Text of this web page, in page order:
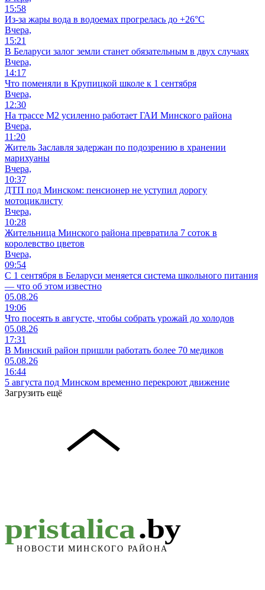
15:58
Из-за жары вода в водоемах прогрелась до +26°C
Вчера,
15:21
В Беларуси залог земли станет обязательным в двух случаях
Вчера,
14:17
Что поменяли в Крупицкой школе к 1 сентября
Вчера,
12:30
На трассе М2 усиленно работает ГАИ Минского района
Вчера,
11:20
Житель Заславля задержан по подозрению в хранении
марихуаны
Вчера,
10:37
ДТП под Минском: пенсионер не уступил дорогу
мотоциклисту
Вчера,
10:28
Жительница Минского района превратила 7 соток в
королевство цветов
Вчера,
09:54
С 1 сентября в Беларуси меняется система школьного питания
— что об этом известно
05.08.26
19:06
Что посеять в августе, чтобы собрать урожай до холодов
05.08.26
17:31
В Минский район пришли работать более 70 медиков
05.08.26
16:44
5 августа под Минском временно перекроют движение
Загрузить ещё